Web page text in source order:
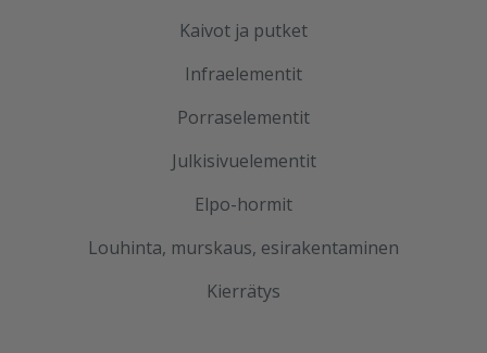
Kaivot ja putket
Infraelementit
Porraselementit
Julkisivuelementit
Elpo-hormit
Louhinta, murskaus, esirakentaminen
Kierrätys